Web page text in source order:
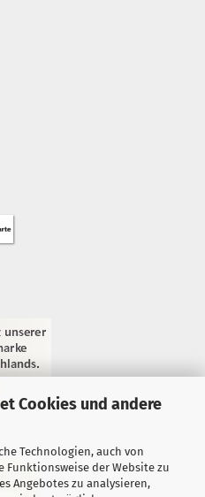
Cookies und andere
Technologien, auch von
der Website zu
Angebotes zu analysieren,